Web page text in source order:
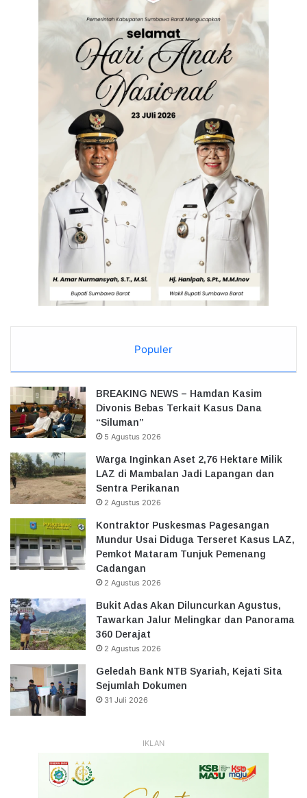
Populer
BREAKING NEWS – Hamdan Kasim
Divonis Bebas Terkait Kasus Dana
“Siluman”
5 Agustus 2026
Warga Inginkan Aset 2,76 Hektare Milik
LAZ di Mambalan Jadi Lapangan dan
Sentra Perikanan
2 Agustus 2026
Kontraktor Puskesmas Pagesangan
Mundur Usai Diduga Terseret Kasus LAZ,
Pemkot Mataram Tunjuk Pemenang
Cadangan
2 Agustus 2026
Bukit Adas Akan Diluncurkan Agustus,
Tawarkan Jalur Melingkar dan Panorama
360 Derajat
2 Agustus 2026
Geledah Bank NTB Syariah, Kejati Sita
Sejumlah Dokumen
31 Juli 2026
IKLAN